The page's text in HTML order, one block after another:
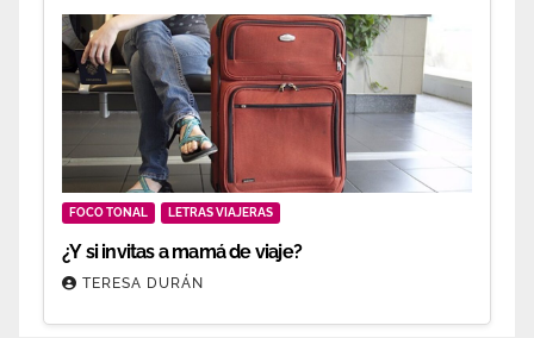
FOCO TONAL LETRAS VIAJERAS
¿Y si invitas a mamá de viaje?
TERESA DURÁN